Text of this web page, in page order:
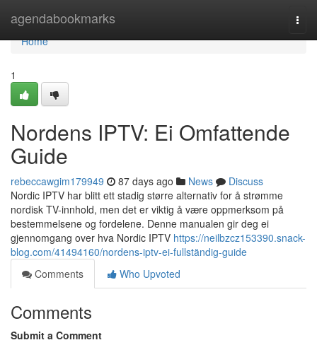
agendabookmarks
Home
Home
1
Nordens IPTV: Ei Omfattende
Guide
rebeccawgim179949 87 days ago News
Discuss
Nordic IPTV har blitt ett stadig større alternativ for å strømme
nordisk TV-innhold, men det er viktig å være oppmerksom på
bestemmelsene og fordelene. Denne manualen gir deg ei
gjennomgang over hva Nordic IPTV https://neilbzcz153390.snack-
blog.com/41494160/nordens-iptv-ei-fullständig-guide
Comments
Who Upvoted
Comments
Submit a Comment